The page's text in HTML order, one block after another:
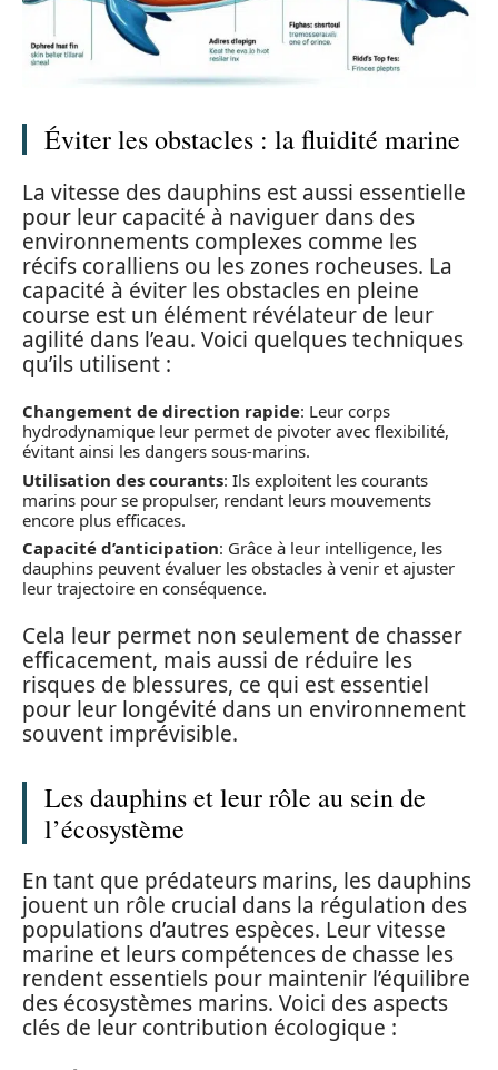
Éviter les obstacles : la fluidité marine
La vitesse des dauphins est aussi essentielle
pour leur capacité à naviguer dans des
environnements complexes comme les
récifs coralliens ou les zones rocheuses. La
capacité à éviter les obstacles en pleine
course est un élément révélateur de leur
agilité dans l’eau. Voici quelques techniques
qu’ils utilisent :
Changement de direction rapide: Leur corps
hydrodynamique leur permet de pivoter avec flexibilité,
évitant ainsi les dangers sous-marins.
Utilisation des courants: Ils exploitent les courants
marins pour se propulser, rendant leurs mouvements
encore plus efficaces.
Capacité d’anticipation: Grâce à leur intelligence, les
dauphins peuvent évaluer les obstacles à venir et ajuster
leur trajectoire en conséquence.
Cela leur permet non seulement de chasser
efficacement, mais aussi de réduire les
risques de blessures, ce qui est essentiel
pour leur longévité dans un environnement
souvent imprévisible.
Les dauphins et leur rôle au sein de
l’écosystème
En tant que prédateurs marins, les dauphins
jouent un rôle crucial dans la régulation des
populations d’autres espèces. Leur vitesse
marine et leurs compétences de chasse les
rendent essentiels pour maintenir l’équilibre
des écosystèmes marins. Voici des aspects
clés de leur contribution écologique :